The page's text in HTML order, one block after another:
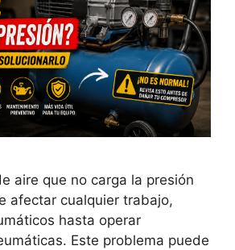
aire que no carga la presión
afectar cualquier trabajo,
hasta operar
Este problema puede